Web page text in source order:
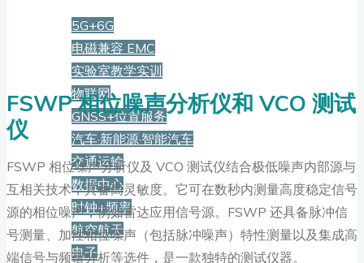
5G+6G
电磁兼容 EMC
实验室教学实训
物联网
GNSS+位置服务
汽车·新能源·智能汽车
交通运输
数据中心
时钟+频率
航空航天
电子
FSWP 相位噪声分析仪和 VCO 测试
仪
FSWP 相位噪声分析仪及 VCO 测试仪结合极低噪声内部源与
互相关技术，具备高灵敏度。它可在数秒内测量高度稳定信号
源的相位噪声，例如雷达应用信号源。FSWP 还具备脉冲信
号测量、加性相位噪声（包括脉冲噪声）特性测量以及集成高
端信号与频谱分析等选件，是一款独特的测试仪器。